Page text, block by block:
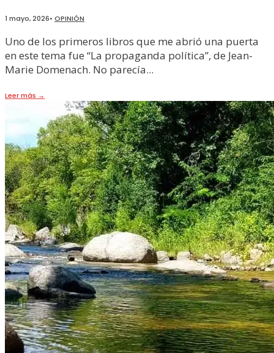
1 mayo, 2026• OPINIÓN
Uno de los primeros libros que me abrió una puerta
en este tema fue “La propaganda política”, de Jean-
Marie Domenach. No parecía...
Leer más →